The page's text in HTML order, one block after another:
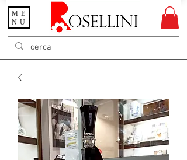
Gioielleria Rosellini
Rosellini online
ME
NU